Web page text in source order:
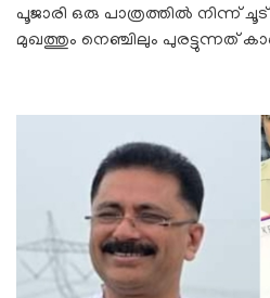
പൂജാരി ഒരു പാത്രത്തിൽ നിന്ന്
മുഖത്തും നെഞ്ചിലും പുരട്ടുന്നത്